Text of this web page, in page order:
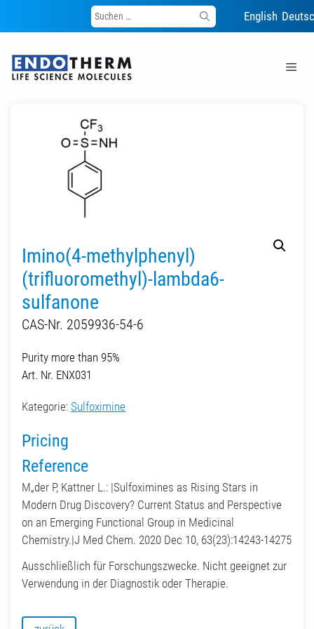
Suche
nach:
English
Inhalt
springen
Imino(4-methylphenyl)
(trifluoromethyl)-lambda6-
sulfanone
CAS-Nr. 2059936-54-6
Purity more than 95%
Art. Nr. ENX031
Kategorie: Sulfoximine
Pricing
Reference
M„der P, Kattner L.: |Sulfoximines as Rising Stars in
Modern Drug Discovery? Current Status and Perspective
on an Emerging Functional Group in Medicinal
Chemistry.|J Med Chem. 2020 Dec 10, 63(23):14243-14275
Ausschließlich für Forschungszwecke. Nicht geeignet zur
Verwendung in der Diagnostik oder Therapie.